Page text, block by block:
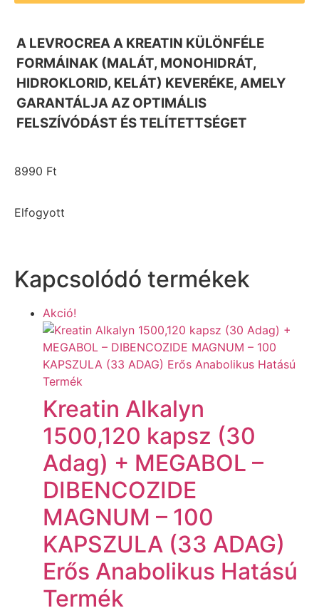
A LEVROCREA A KREATIN KÜLÖNFÉLE
FORMÁINAK (MALÁT, MONOHIDRÁT,
HIDROKLORID, KELÁT) KEVERÉKE, AMELY
GARANTÁLJA AZ OPTIMÁLIS
FELSZÍVÓDÁST ÉS TELÍTETTSÉGET
8990 Ft
Elfogyott
Kapcsolódó termékek
Akció!
Kreatin Alkalyn
1500,120 kapsz (30
Adag) + MEGABOL –
DIBENCOZIDE
MAGNUM – 100
KAPSZULA (33 ADAG)
Erős Anabolikus Hatású
Termék